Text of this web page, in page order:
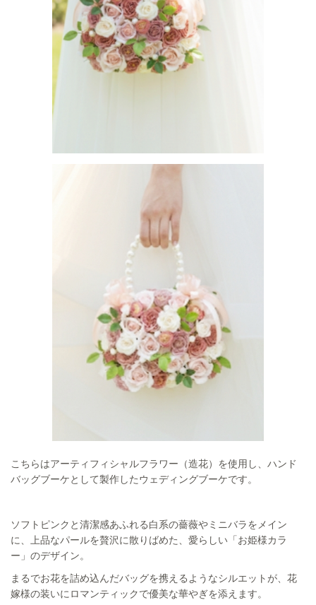
こちらはアーティフィシャルフラワー（造花）を使用し、ハンド
バッグブーケとして製作したウェディングブーケです。
ソフトピンクと清潔感あふれる白系の薔薇やミニバラをメイン
に、上品なパールを贅沢に散りばめた、愛らしい「お姫様カラ
ー」のデザイン。
まるでお花を詰め込んだバッグを携えるようなシルエットが、花
嫁様の装いにロマンティックで優美な華やぎを添えます。